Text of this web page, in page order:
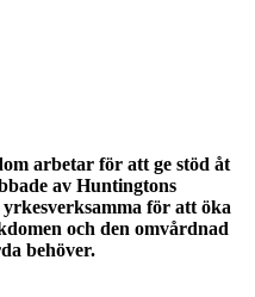
arbetar för att ge stöd åt
av Huntingtons
för att öka
och den omvårdnad
behöver.